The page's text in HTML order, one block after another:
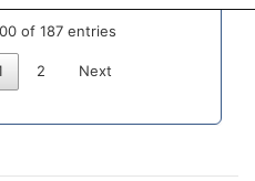
of 187 entries
2 Next